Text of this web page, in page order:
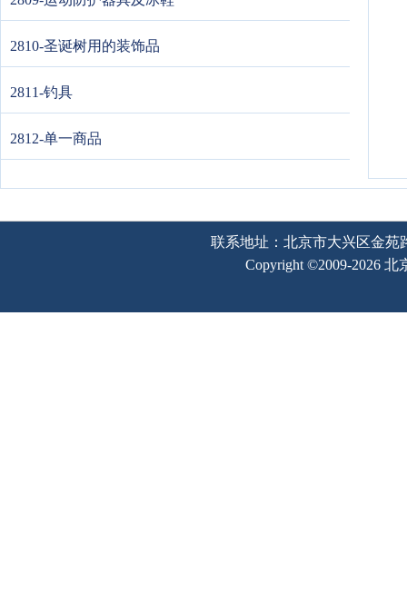
2810-圣诞树用的装饰品
2811-钓具
2812-单一商品
联系地址：北京市大兴区金苑
Copyright ©2009-2026 北